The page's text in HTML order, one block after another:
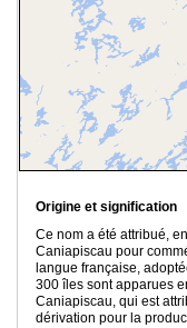
Origine et signification
Ce nom a été attribué,
Caniapiscau pour
langue française,
300 îles sont apparues
Caniapiscau, qui est
dérivation pour la